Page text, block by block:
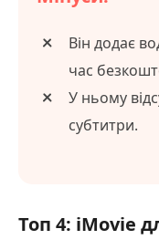
Він додає
час
У ньому
субтитри.
Топ 4: iMovie